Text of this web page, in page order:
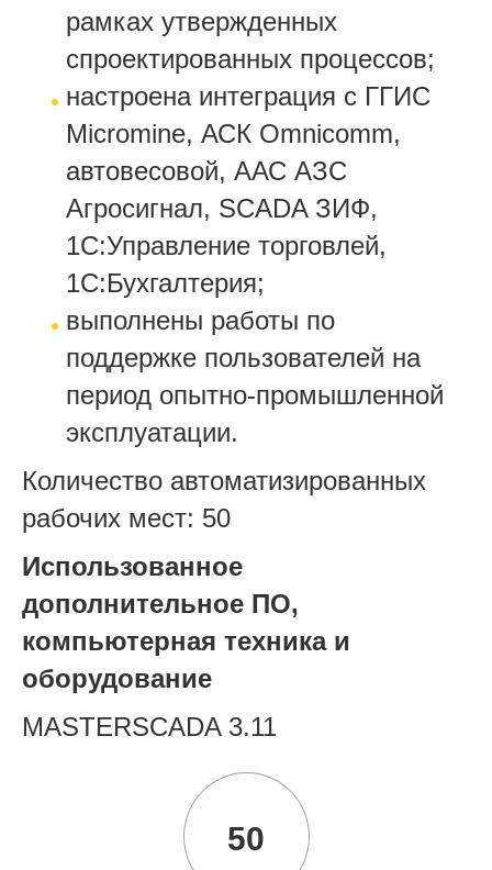
рамках утвержденных
спроектированных процессов;
настроена интеграция с ГГИС
Micromine, АСК Omnicomm,
автовесовой, ААС АЗС
Агросигнал, SCADA ЗИФ,
1С:Управление торговлей,
1С:Бухгалтерия;
выполнены работы по
поддержке пользователей на
период опытно-промышленной
эксплуатации.
Количество автоматизированных
рабочих мест: 50
Использованное
дополнительное ПО,
компьютерная техника и
оборудование
MASTERSCADA 3.11
50